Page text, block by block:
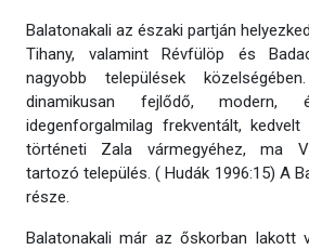
Balatonakali az északi partján
Tihany, valamint Révfülöp és
nagyobb települések
dinamikusan fejlődő, modern,
idegenforgalmilag frekventált,
történeti Zala vármegyéhez, ma
tartozó település. ( Hudák 1996:15) A
része.
Balatonakali már az őskorban lakott